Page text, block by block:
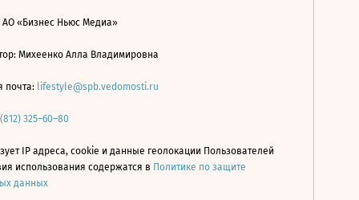
АО «Бизнес Ньюс Медиа»
Михеенко Алла Владимировна
почта: lifestyle@spb.vedomosti.ru
(812) 325–60–80
IP адреса, cookie и данные геолокации Пользователей
использования содержатся в Политике по защите
данных